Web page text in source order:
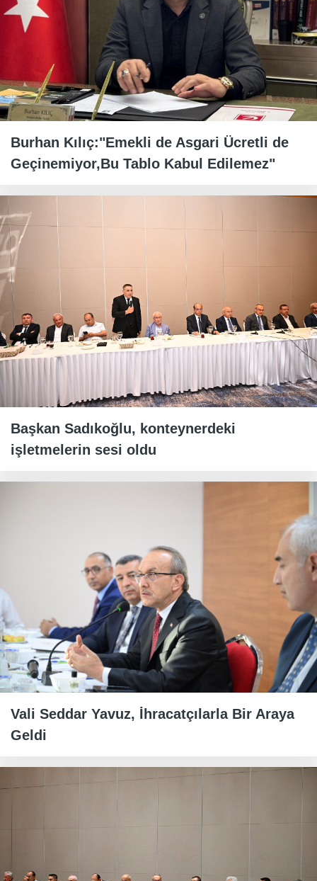
Burhan Kılıç:"Emekli de Asgari Ücretli de
Geçinemiyor,Bu Tablo Kabul Edilemez"
Başkan Sadıkoğlu, konteynerdeki
işletmelerin sesi oldu
Vali Seddar Yavuz, İhracatçılarla Bir Araya
Geldi